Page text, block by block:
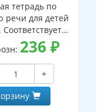
тетрадь по
речи для детей
Соответствует
- 3-е изд. испр.
236 ₽
+